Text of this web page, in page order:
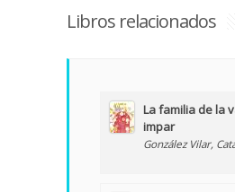
Libros relacionados
La familia de la
impar
González Vilar,